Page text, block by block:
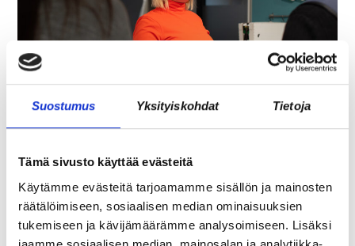
Suostumus Yksityiskohdat Tietoja
Tämä sivusto käyttää evästeitä
Käytämme evästeitä tarjoamamme sisällön ja mainosten
räätälöimiseen, sosiaalisen median ominaisuuksien
tukemiseen ja kävijämäärämme analysoimiseen. Lisäksi
ASIAKASYMMÄRRYS SYNTYY IHMISTEN
MYYNTI